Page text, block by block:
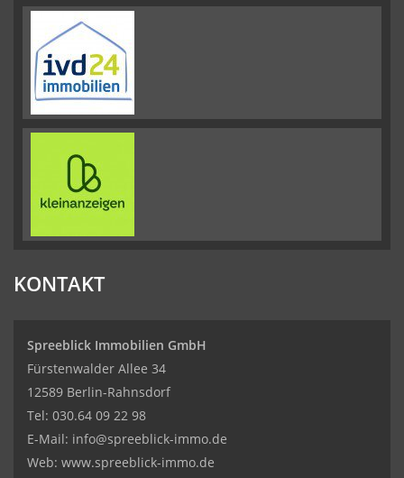
KONTAKT
Spreeblick Immobilien GmbH
Fürstenwalder Allee 34
12589 Berlin-Rahnsdorf
Tel: 030.64 09 22 98
E-Mail: info@spreeblick-immo.de
Web: www.spreeblick-immo.de